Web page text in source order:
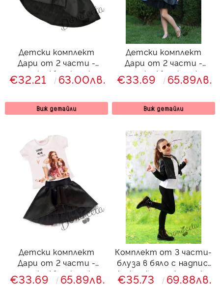
Детски комплект
Дари от 2 части -
тениска/блузка с къс
ръкав и кожена пола в
€32.21 63.00лв.
Виж детайли
Детски комплект
Дари от 2 части -
тениска/блузка с къс
ръкав в бяло и кожена
€33.69 65.89лв.
Виж детайли
Детски комплект
Дари от 2 части -
тениска/блузка с къс
ръкав в бяло и кожена
€33.69 65.89лв.
Комплект от 3 части-
блуза в бяло с надпис,
кожен клин и късо яке
в черно
€35.73 69.88лв.